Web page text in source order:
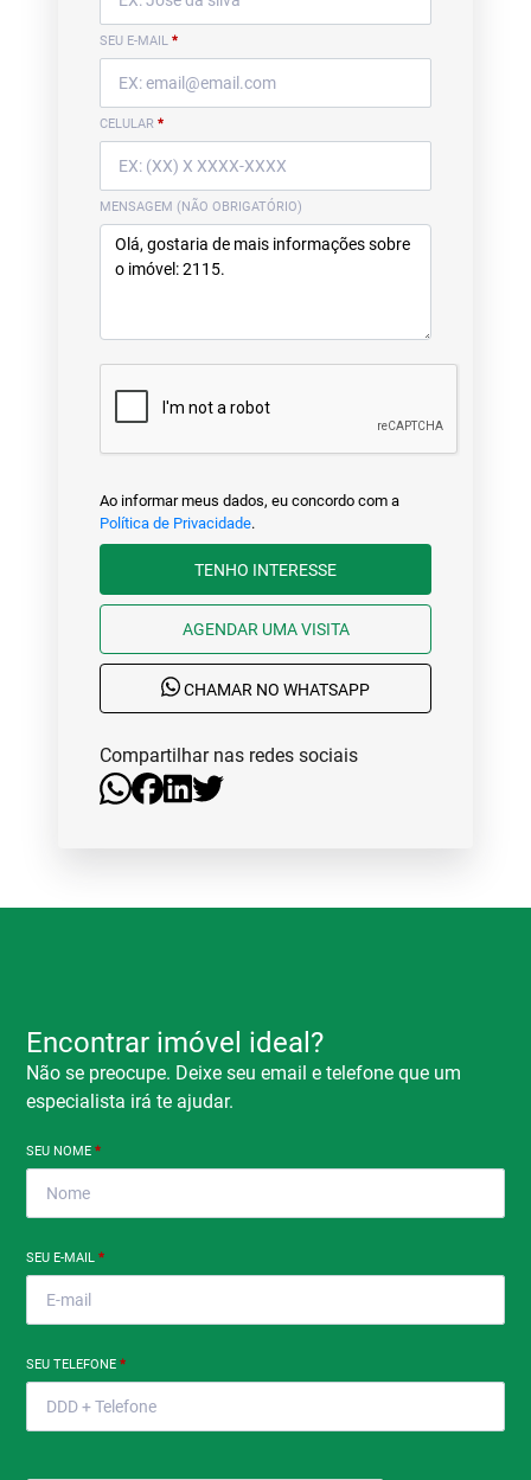
SEU E-MAIL *
CELULAR *
MENSAGEM (NÃO OBRIGATÓRIO)
Ao informar meus dados, eu concordo com a
Política de Privacidade.
TENHO INTERESSE
AGENDAR UMA VISITA
CHAMAR NO WHATSAPP
Compartilhar nas redes sociais
Encontrar imóvel ideal?
Não se preocupe. Deixe seu email e telefone que um
especialista irá te ajudar.
SEU NOME*
SEU E-MAIL*
SEU TELEFONE*